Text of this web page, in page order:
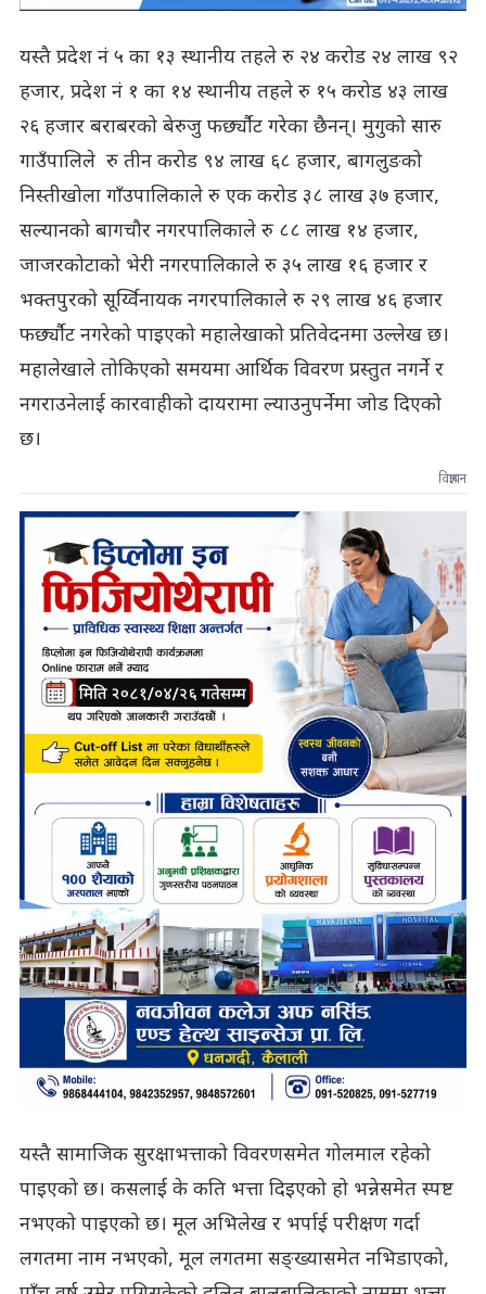
यस्तै प्रदेश नं ५ का १३ स्थानीय तहले रु २४ करोड २४ लाख ९२
हजार, प्रदेश नं १ का १४ स्थानीय तहले रु १५ करोड ४३ लाख
२६ हजार बराबरको बेरुजु फर्छ्यौट गरेका छैनन्। मुगुको सारु
गाउँपालिले रु तीन करोड ९४ लाख ६८ हजार, बागलुङको
निस्तीखोला गाँउपालिकाले रु एक करोड ३८ लाख ३७ हजार,
सल्यानको बागचौर नगरपालिकाले रु ८८ लाख १४ हजार,
जाजरकोटाको भेरी नगरपालिकाले रु ३५ लाख १६ हजार र
भक्तपुरको सूर्य्विनायक नगरपालिकाले रु २९ लाख ४६ हजार
फर्छ्यौट नगरेको पाइएको महालेखाको प्रतिवेदनमा उल्लेख छ।
महालेखाले तोकिएको समयमा आर्थिक विवरण प्रस्तुत नगर्ने र
नगराउनेलाई कारवाहीको दायरामा ल्याउनुपर्नेमा जोड दिएको
छ।
विज्ञापन
यस्तै सामाजिक सुरक्षाभत्ताको विवरणसमेत गोलमाल रहेको
पाइएको छ। कसलाई के कति भत्ता दिइएको हो भन्नेसमेत स्पष्ट
नभएको पाइएको छ। मूल अभिलेख र भर्पाई परीक्षण गर्दा
लगतमा नाम नभएको, मूल लगतमा सङ्ख्यासमेत नभिडाएको,